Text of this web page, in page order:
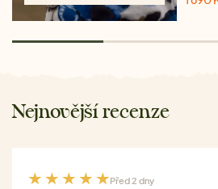
Nejnovější recenze
Před 2 dny